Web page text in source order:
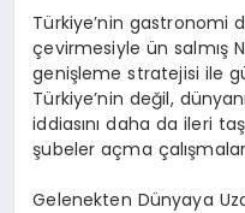
Türkiye’nin gastronomi
çevirmesiyle ün salmış
genişleme stratejisi ile
Türkiye’nin değil,
iddiasını daha da ileri
şubeler açma
Gelenekten Dünyaya